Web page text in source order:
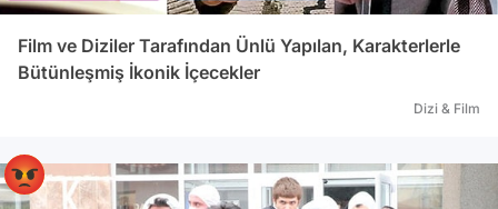
Film ve Diziler Tarafından Ünlü Yapılan, Karakterlerle
Bütünleşmiş İkonik İçecekler
Dizi & Film